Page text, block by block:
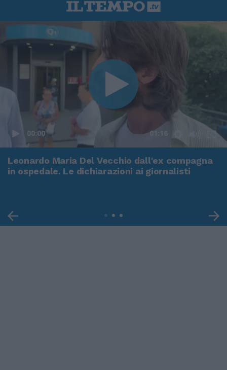
00:00 01:16
Leonardo Maria Del Vecchio dall'ex compagna
in ospedale. Le dichiarazioni ai giornalisti